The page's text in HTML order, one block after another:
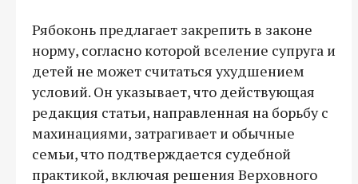
Рябоконь предлагает закрепить в законе
норму, согласно которой вселение супруга и
детей не может считаться ухудшением
условий. Он указывает, что действующая
редакция статьи, направленная на борьбу с
махинациями, затрагивает и обычные
семьи, что подтверждается судебной
практикой, включая решения Верховного